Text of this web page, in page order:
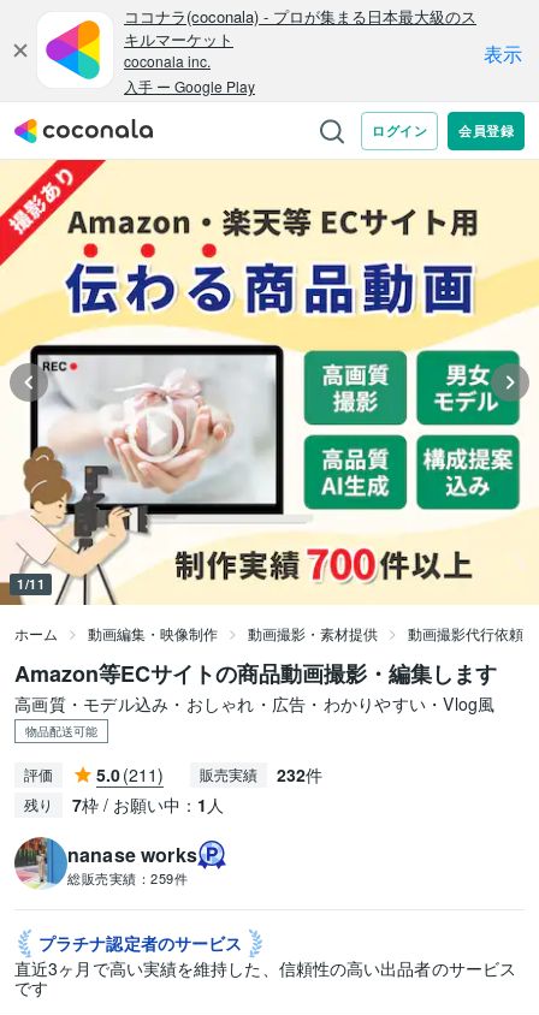
1/11
ホーム 動画編集・映像制作 動画撮影・素材提供 動画撮影代行依頼
Amazon等ECサイトの商品動画撮影・編集します
高画質・モデル込み・おしゃれ・広告・わかりやすい・Vlog風
物品配送可能
評価 5.0(211) 販売実績 232件
残り 7枠 / お願い中： 1 人
nanase works
総販売実績： 259件
プラチナ認定者のサービス
直近3ヶ月で高い実績を維持した、信頼性の高い出品者のサービス
です